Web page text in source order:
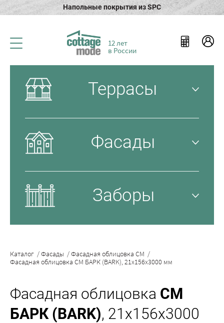
Террасы
Фасады
Заборы
Каталог /Фасады /Фасадная облицовка CM /
Фасадная облицовка CM БАРК (BARK), 21x156x3000 мм
Фасадная облицовка CM
БАРК (BARK), 21x156x3000
Напольные покрытия из SPC
12 лет
в России